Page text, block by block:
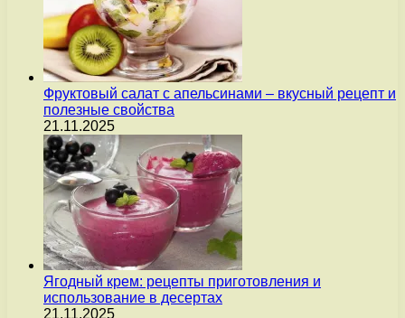
Фруктовый салат с апельсинами – вкусный рецепт и
полезные свойства
21.11.2025
Ягодный крем: рецепты приготовления и
использование в десертах
21.11.2025